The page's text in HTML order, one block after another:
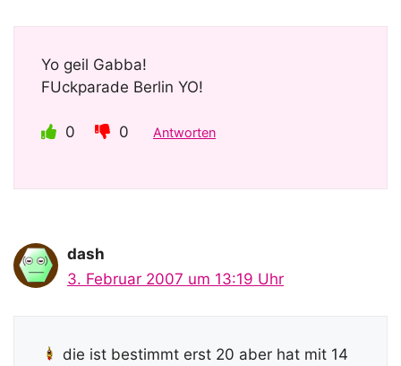
Yo geil Gabba!
FUckparade Berlin YO!
0 0 Antworten
dash
3. Februar 2007 um 13:19 Uhr
die ist bestimmt erst 20 aber hat mit 14